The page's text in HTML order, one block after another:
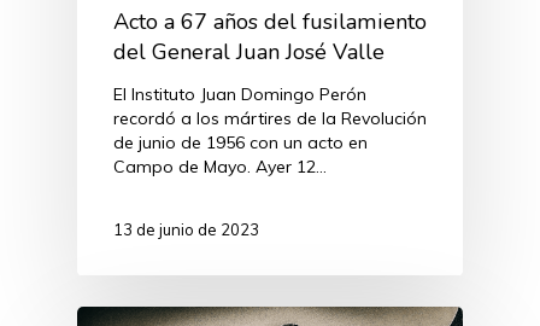
Acto a 67 años del fusilamiento
del General Juan José Valle
El Instituto Juan Domingo Perón
recordó a los mártires de la Revolución
de junio de 1956 con un acto en
Campo de Mayo. Ayer 12…
13 de junio de 2023